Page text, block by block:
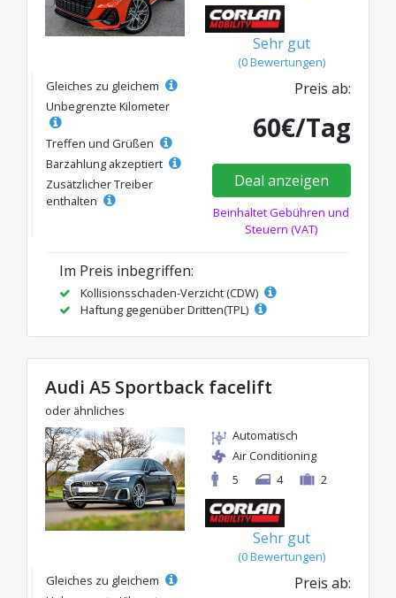
Sehr gut
(0 Bewertungen)
Gleiches zu gleichem
Unbegrenzte Kilometer
Treffen und Grüßen
Barzahlung akzeptiert
Zusätzlicher Treiber
enthalten
Preis ab:
60€/Tag
Deal anzeigen
Beinhaltet Gebühren und
Steuern (VAT)
Im Preis inbegriffen:
Kollisionsschaden-Verzicht (CDW)
Haftung gegenüber Dritten(TPL)
Audi A5 Sportback facelift
oder ähnliches
Automatisch
Air Conditioning
5
4 2
Sehr gut
(0 Bewertungen)
Gleiches zu gleichem
Preis ab: